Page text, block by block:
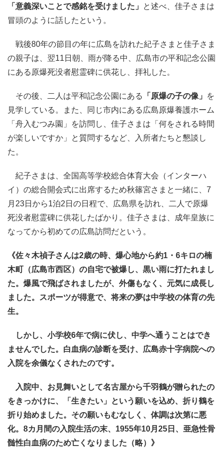
「意義深いことで感銘を受けました」
と述べ、佳子さまは
冒頭のように話したという。
戦後80年の節目の年に広島を訪れた紀子さまと佳子さま
の親子は、翌11日朝、雨が降る中、広島市の平和記念公園
にある原爆死没者慰霊碑に供花し、拝礼した。
その後、二人は平和記念公園にある 「原爆の子の像」
を
見学している。また、同じ市内にある広島原爆養護ホーム
「舟入むつみ園」を訪問し、佳子さまは「何をされる時間
が楽しいですか」と質問するなど、入所者たちと懇談し
た。
紀子さまは、全国高等学校総合体育大会（インターハ
イ）の総合開会式に出席するため秋篠宮さまと一緒に、7
月23日から1泊2日の日程で、広島県を訪れ、二人で原爆
死没者慰霊碑に供花したばかり。佳子さまは、成年皇族に
なってから初めての広島訪問だという。
《佐々木禎子さんは2歳の時、爆心地から約1・6キロの楠
木町（広島市西区）の自宅で被爆し、黒い雨に打たれまし
た。爆風で飛ばされましたが、外傷もなく、元気に成長し
ました。スポーツが得意で、将来の夢は中学校の体育の先
生。
しかし、小学校6年で病に伏し、中学へ通うことはでき
ませんでした。白血病の診断を受け、広島赤十字病院への
入院を余儀なくされたのです。
入院中、お見舞いとして名古屋から千羽鶴が贈られたの
をきっかけに、「生きたい」という願いを込め、折り鶴を
折り始めました。その願いもむなしく、体調は次第に悪
化。8カ月間の入院生活の末、1955年10月25日、亜急性骨
髄性白血病のため亡くなりました（略）》